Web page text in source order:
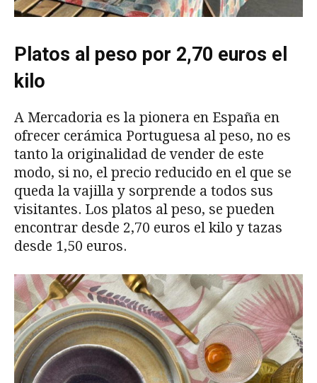
Platos al peso por 2,70 euros el
kilo
A Mercadoria es la pionera en España en
ofrecer cerámica Portuguesa al peso, no es
tanto la originalidad de vender de este
modo, si no, el precio reducido en el que se
queda la vajilla y sorprende a todos sus
visitantes. Los platos al peso, se pueden
encontrar desde 2,70 euros el kilo y tazas
desde 1,50 euros.